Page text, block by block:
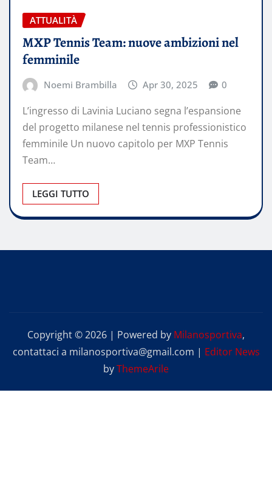
ATTUALITÀ
MXP Tennis Team: nuove ambizioni nel
femminile
Noemi Brambilla Apr 30, 2025 0
L’ingresso di Lavinia Luciano segna l’espansione
del progetto milanese nel tennis professionistico
femminile Un nuovo capitolo per MXP Tennis
Team…
LEGGI TUTTO
Copyright © 2026 | Powered by Milanosportiva,
contattaci a milanosportiva@gmail.com | Editor News
byThemeArile